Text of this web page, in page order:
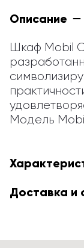
Описание
Шкаф Mobil
Модель
Доставка и